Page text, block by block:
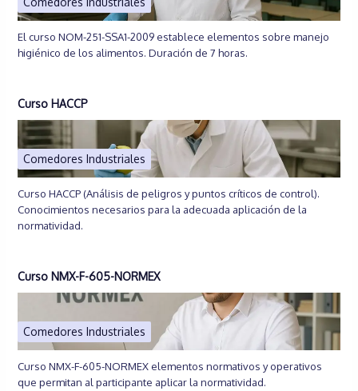
El curso NOM-251-SSA1-2009 establece elementos sobre manejo
higiénico de los alimentos. Duración de 7 horas.
Curso HACCP
Comedores Industriales
Curso HACCP (Análisis de peligros y puntos críticos de control).
Conocimientos necesarios para la adecuada aplicación de la
normatividad.
Curso NMX-F-605-NORMEX
Comedores Industriales
Curso NMX-F-605-NORMEX elementos normativos y operativos
que permitan al participante aplicar la normatividad.